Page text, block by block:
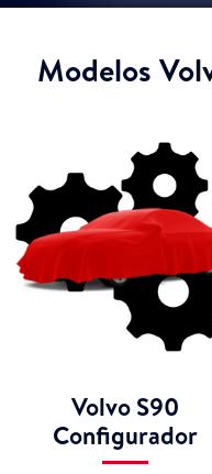
Modelos
Volvo S90
Configurador